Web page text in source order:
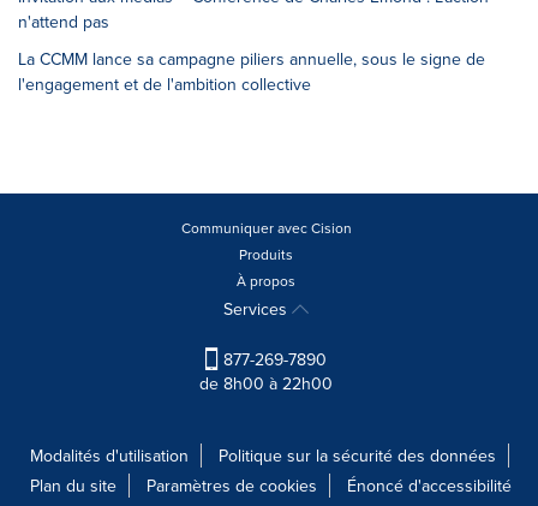
n'attend pas
La CCMM lance sa campagne piliers annuelle, sous le signe de
l'engagement et de l'ambition collective
Communiquer avec Cision
Produits
À propos
Services
877-269-7890
de 8h00 à 22h00
Modalités d'utilisation
Politique sur la sécurité des données
Plan du site
Paramètres de cookies Énoncé d'accessibilité